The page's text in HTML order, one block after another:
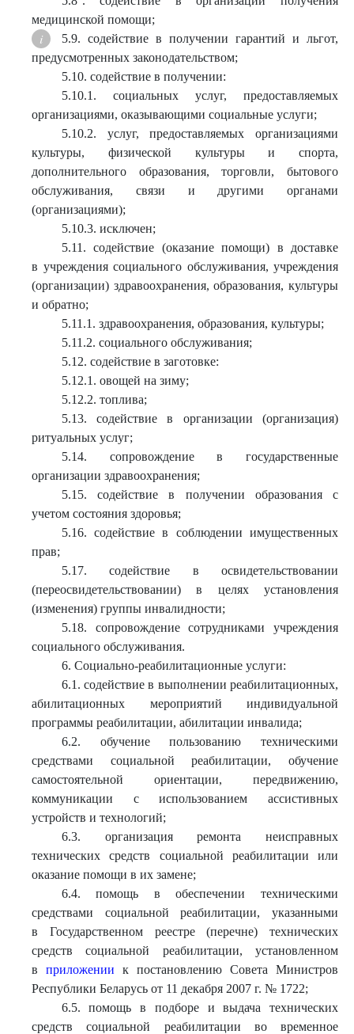
медицинской помощи;
5.9. содействие в получении гарантий и льгот,
предусмотренных законодательством;
5.10. содействие в получении:
5.10.1. социальных услуг, предоставляемых
организациями, оказывающими социальные услуги;
5.10.2. услуг, предоставляемых организациями
культуры, физической культуры и спорта,
дополнительного образования, торговли, бытового
обслуживания, связи и другими органами
(организациями);
5.10.3. исключен;
5.11. содействие (оказание помощи) в доставке
в учреждения социального обслуживания, учреждения
(организации) здравоохранения, образования, культуры
и обратно;
5.11.1. здравоохранения, образования, культуры;
5.11.2. социального обслуживания;
5.12. содействие в заготовке:
5.12.1. овощей на зиму;
5.12.2. топлива;
5.13. содействие в организации (организация)
ритуальных услуг;
5.14. сопровождение в государственные
организации здравоохранения;
5.15. содействие в получении образования с
учетом состояния здоровья;
5.16. содействие в соблюдении имущественных
прав;
5.17. содействие в освидетельствовании
(переосвидетельствовании) в целях установления
(изменения) группы инвалидности;
5.18. сопровождение сотрудниками учреждения
социального обслуживания.
6. Социально-реабилитационные услуги:
6.1. содействие в выполнении реабилитационных,
абилитационных мероприятий индивидуальной
программы реабилитации, абилитации инвалида;
6.2. обучение пользованию техническими
средствами социальной реабилитации, обучение
самостоятельной ориентации, передвижению,
коммуникации с использованием ассистивных
устройств и технологий;
6.3. организация ремонта неисправных
технических средств социальной реабилитации или
оказание помощи в их замене;
6.4. помощь в обеспечении техническими
средствами социальной реабилитации, указанными
в Государственном реестре (перечне) технических
средств социальной реабилитации, установленном
в приложении к постановлению Совета Министров
Республики Беларусь от 11 декабря 2007 г. № 1722;
6.5. помощь в подборе и выдача технических
средств социальной реабилитации во временное